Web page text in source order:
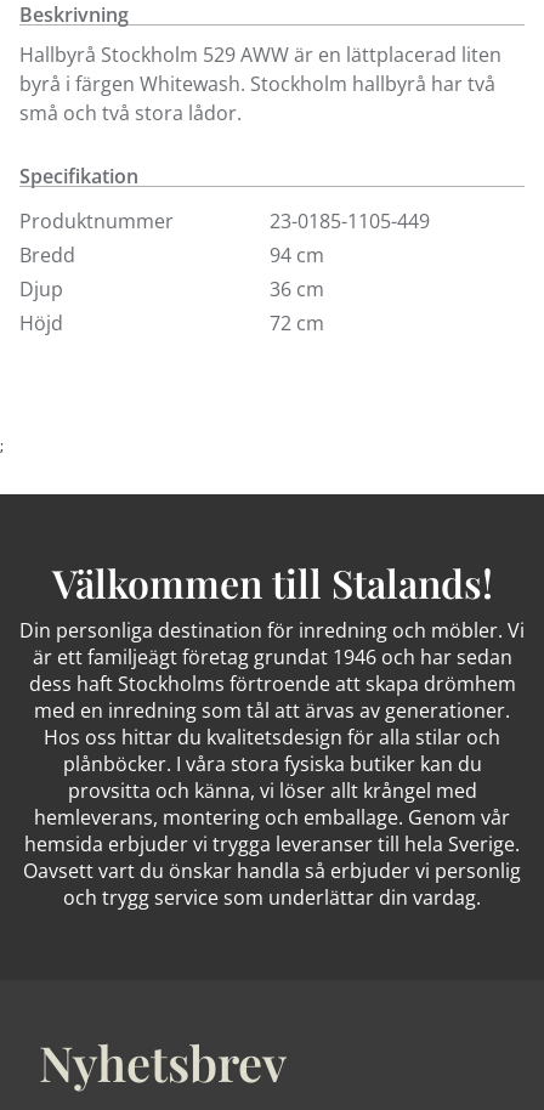
Beskrivning
Hallbyrå Stockholm 529 AWW är en lättplacerad liten
byrå i färgen Whitewash. Stockholm hallbyrå har två
små och två stora lådor.
Specifikation
Produktnummer
23-0185-1105-449
Bredd
94 cm
Djup
36 cm
Höjd
72 cm
;
Välkommen till Stalands!
Din personliga destination för inredning och möbler. Vi
är ett familjeägt företag grundat 1946 och har sedan
dess haft Stockholms förtroende att skapa drömhem
med en inredning som tål att ärvas av generationer.
Hos oss hittar du kvalitetsdesign för alla stilar och
plånböcker. I våra stora fysiska butiker kan du
provsitta och känna, vi löser allt krångel med
hemleverans, montering och emballage. Genom vår
hemsida erbjuder vi trygga leveranser till hela Sverige.
Oavsett vart du önskar handla så erbjuder vi personlig
och trygg service som underlättar din vardag.
Nyhetsbrev